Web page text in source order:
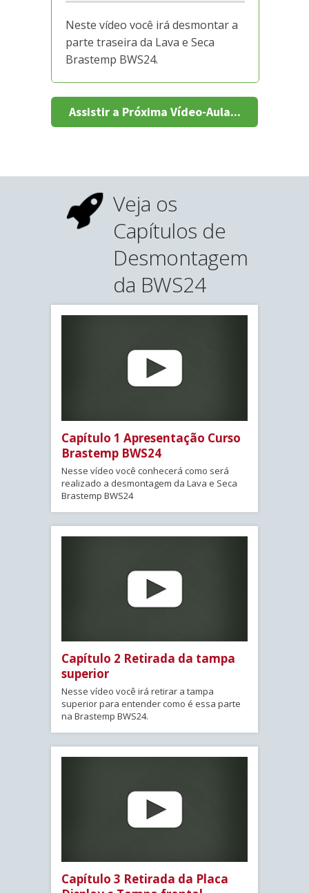
Neste vídeo você irá desmontar a
parte traseira da Lava e Seca
Brastemp BWS24.
Assistir a Próxima Vídeo-Aula...
Veja os
Capítulos de
Desmontagem
da BWS24
Capítulo 1 Apresentação Curso
Brastemp BWS24
Nesse vídeo você conhecerá como será
realizado a desmontagem da Lava e Seca
Brastemp BWS24
Capítulo 2 Retirada da tampa
superior
Nesse vídeo você irá retirar a tampa
superior para entender como é essa parte
na Brastemp BWS24.
Capítulo 3 Retirada da Placa